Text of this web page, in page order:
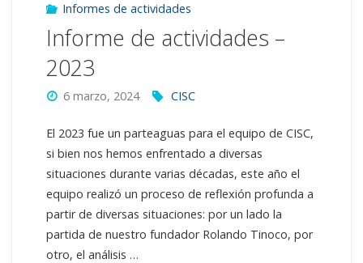
hijos/as"
Informes de actividades
Informe de actividades –
2023
6 marzo, 2024 CISC
El 2023 fue un parteaguas para el equipo de CISC,
si bien nos hemos enfrentado a diversas
situaciones durante varias décadas, este año el
equipo realizó un proceso de reflexión profunda a
partir de diversas situaciones: por un lado la
partida de nuestro fundador Rolando Tinoco, por
otro, el análisis …